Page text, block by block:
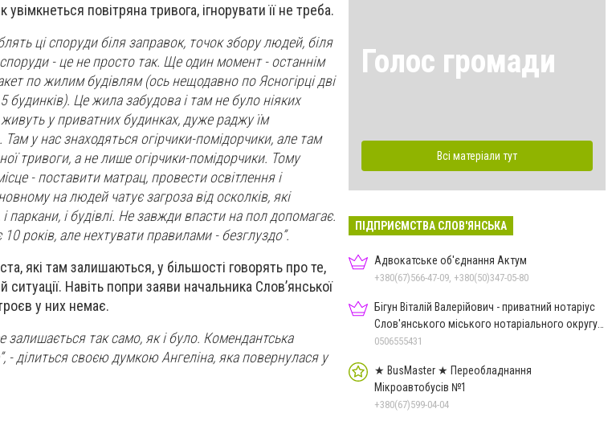
повітряна тривога, ігнорувати її не треба.
ці споруди біля заправок, точок збору людей, біля
споруди - це не просто так. Ще один момент - останнім
по жилим будівлям (ось нещодавно по Ясногірці дві
будинків). Це жила забудова і там не було ніяких
у приватних будинках, дуже раджу їм
у нас знаходяться огірчики-помідорчики, але там
тривоги, а не лише огірчики-помідорчики. Тому
- поставити матрац, провести освітлення і
на людей чатує загроза від осколків, які
і будівлі. Не завжди впасти на пол допомагає.
років, але нехтувати правилами - безглуздо”.
які там залишаються, у більшості говорять про те,
Навіть попри заяви начальника Слов’янської
у них немає.
залишається так само, як і було. Комендантська
- ділиться своєю думкою Ангеліна, яка повернулася у
Голос громади
Всі матеріали тут
ПІДПРИЄМСТВА СЛОВ'ЯНСЬКА
Адвокатське об'єднання Актум
+380(67)566-47-09, +380(50)347-05-80
Бігун Віталій Валерійович - приватний нотаріус
Слов'янського міського нотаріального округу
Дон.обл.
0506555431
★ BusMaster ★ Переобладнання
Мікроавтобусів №1
+380(67)599-04-04